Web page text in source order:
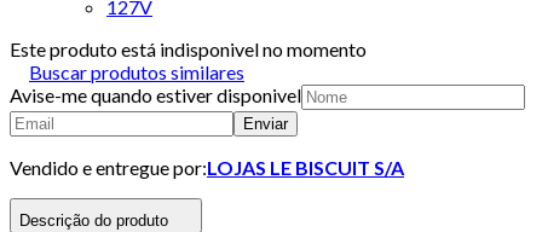
127V
Este produto está indisponivel no momento
Buscar produtos similares
Avise-me quando estiver disponivel
Enviar
Vendido e entregue por:LOJAS LE BISCUIT S/A
Descrição do produto